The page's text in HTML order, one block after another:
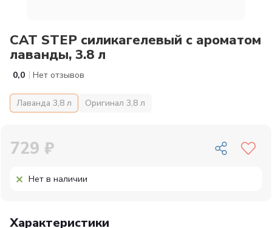
CAT STEP силикагелевый с ароматом
лаванды, 3.8 л
0,0 | Нет отзывов
Лаванда 3,8 л Оригинал 3,8 л
Характеристики
729 ₽
Нет в наличии